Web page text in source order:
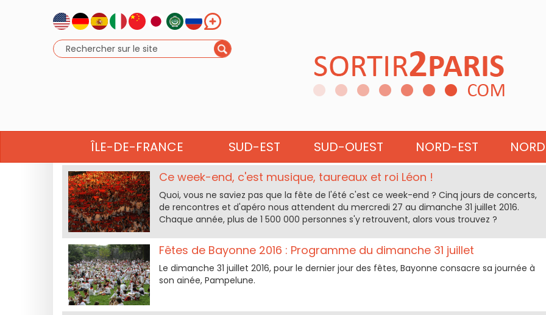
ÎLE-DE-FRANCE SUD-EST SUD-OUEST NORD-EST
FÊTES DE BAYONNE 2016
Ce week-end, c'est musique, taureaux et roi Léon !
Quoi, vous ne saviez pas que la fête de l'été c'est ce week-end ? Cinq jours de concerts,
de rencontres et d'apéro nous attendent du mercredi 27 au dimanche 31 juillet 2016.
Chaque année, plus de 1 500 000 personnes s'y retrouvent, alors vous trouvez ?
Fêtes de Bayonne 2016 : Programme du dimanche 31 juillet
Le dimanche 31 juillet 2016, pour le dernier jour des fêtes, Bayonne consacre sa journée à
son ainée, Pampelune.